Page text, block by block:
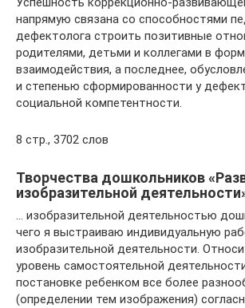
напрямую связана со способностями
дефектолога строить позитивные
родителями, детьми и коллегами в
взаимодействия, а последнее,
и степенью сформированности у
социальной компетентности.
8 стр., 3702 слов
Творчества дошкольников
изобразительной
… изобразительной деятельностью
чего я выстраиваю индивидуальную
изобразительной деятельности.
уровень самостоятельной
постановке ребенком все более
(определении тем изображения)